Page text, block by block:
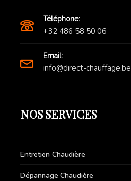
Téléphone:
+32 486 58 50 06
Email:
info@direct-chauffage.be
NOS SERVICES
Entretien Chaudière
Dépannage Chaudière